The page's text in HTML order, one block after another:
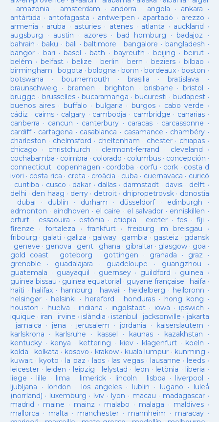
· amazonia · amsterdam · andorra · angola · ankara ·
antàrtida · antofagasta · antwerpen · apartadó · arezzo ·
armenia · aruba · asturies· atenes· atlanta · auckland ·
augsburg · austin · azores·bad homburg ·badajoz ·
bahrain ·baku · bali ·baltimore ·bangalore · bangladesh ·
bangor· bari ·basel ·bath · bayreuth ·beijing ·beirut ·
belém · belfast· belize · berlin ·bern ·beziers ·bilbao ·
birmingham · bogota · bologna ·bonn ·bordeaux ·boston ·
botswana · bournemouth ·brasilia ·bratislava ·
braunschweig · bremen ·brighton · brisbane · bristol ·
brugge · brusselles· bucaramanga · bucuresti · budapest·
buenos aires· buffalo · bulgaria · burgos· cabo verde ·
cádiz · cairns· calgary · cambodja · cambridge · canarias·
canberra · cancun · canterbury · caracas · carcassonne ·
cardiff· cartagena · casablanca · casamance · chambéry·
charleston · chelmsford · cheltenham · chester· chiapas ·
chicago · christchurch · clermont-ferrand · cleveland ·
cochabamba · coimbra · colorado · columbus· concepción ·
connecticut· copenhagen · cordoba · corfu · cork · costa d
ivori · costa rica · creta · croàcia · cuba · cuernavaca · curicó
· curitiba · cusco · dakar · dallas · darmstadt· davis · delft ·
delhi · den haag · derry· detroit· dnipropetrovsk· donostia
· dubai · dublín · durham · düsseldorf· edinburgh ·
edmonton · eindhoven · el caire · el salvador · enniskillen ·
erfurt· essaouira · estònia · etiopia · exeter· fes· fiji ·
firenze ·fortaleza · frankfurt· freiburg im breisgau ·
fribourg · galati · galiza · galway· gambia · gasteiz · gdansk
· geneve · genova · gent· ghana · gibraltar· glasgow· goa ·
gold coast · goteborg · gottingen · granada · graz ·
grenoble · guadalajara · guadeloupe · guangzhou ·
guatemala · guayaquil · guernsey· guildford · guinea ·
guinea bissau · guinea equatorial · guyane française · haifa ·
haiti · halifax · hamburg · hawaii · heidelberg · heilbronn ·
helsingør· helsinki · hereford · honduras· hong kong ·
houston · huelva · indiana · ingolstadt· iowa · ipswich ·
iquique · iran · irvine · islàndia · istanbul · jacksonville · jakarta
· jamaica · jena · jerusalem · jordania · kaiserslautern ·
karlskrona · karlsruhe · kassel · kaunas· kazakhstan ·
kentucky· kenya · kettering · kiev· klagenfurt · koeln ·
kolda · kolkata · kosovo · krakow· kuala lumpur · kunming ·
kuwait· kyoto · la paz · laos· las vegas· lausanne · leeds ·
leicester· leiden · leipzig · lelystad · leon · letònia · liberia ·
liege · lille · lima · limerick· lincoln · lisboa · liverpool ·
ljubljana · london · los angeles· lublin · lugano · luleå
(norrland) · luxemburg · lviv · lyon · macau · madagascar·
madrid · maine · mainz · malabo · malaga · maldives·
mallorca · malta · manchester· mannheim · maracay·